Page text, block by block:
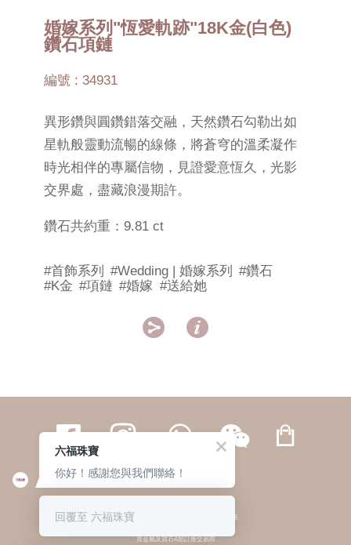
婚嫁系列"恆愛軌跡"18K金(白色)
鑽石項鏈
編號 : 34931
異形鑽與圓鑽錯落交融，天然鑽石勾勒出如
星軌般靈動流暢的線條，將蒼穹的溫柔凝作
時光相伴的專屬信物，見證愛意恆久，光影
交界處，盡藏浪漫期許。
鑽石共約重：9.81 ct
#首飾系列 #Wedding | 婚嫁系列
#鑽石
#K金 #項鏈 #婚嫁 #送給她
 
繁體 | 簡体
© 六福集團 版權所有 不得轉載 私隱政策
貴金屬及寶石A類註冊交易商
六福珠寶
你好！感謝您與我們聯絡！
回覆至 六福珠寶